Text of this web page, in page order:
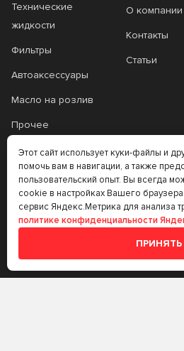
Технические
жидкости
Фильтры
Автоаксессуары
Масло на розлив
Прочее
Аккумуляторы
Трансмиссионные
масла
О компании
Контакты
Статьи
Этот сайт использует куки-файлы и
помочь вам в навигации, а также
пользовательский опыт. Вы всегда
cookie в настройках Вашего
сервис Яндекс.Метрика для анализа
политике конфиденциальности
ПРИНЯТЬ